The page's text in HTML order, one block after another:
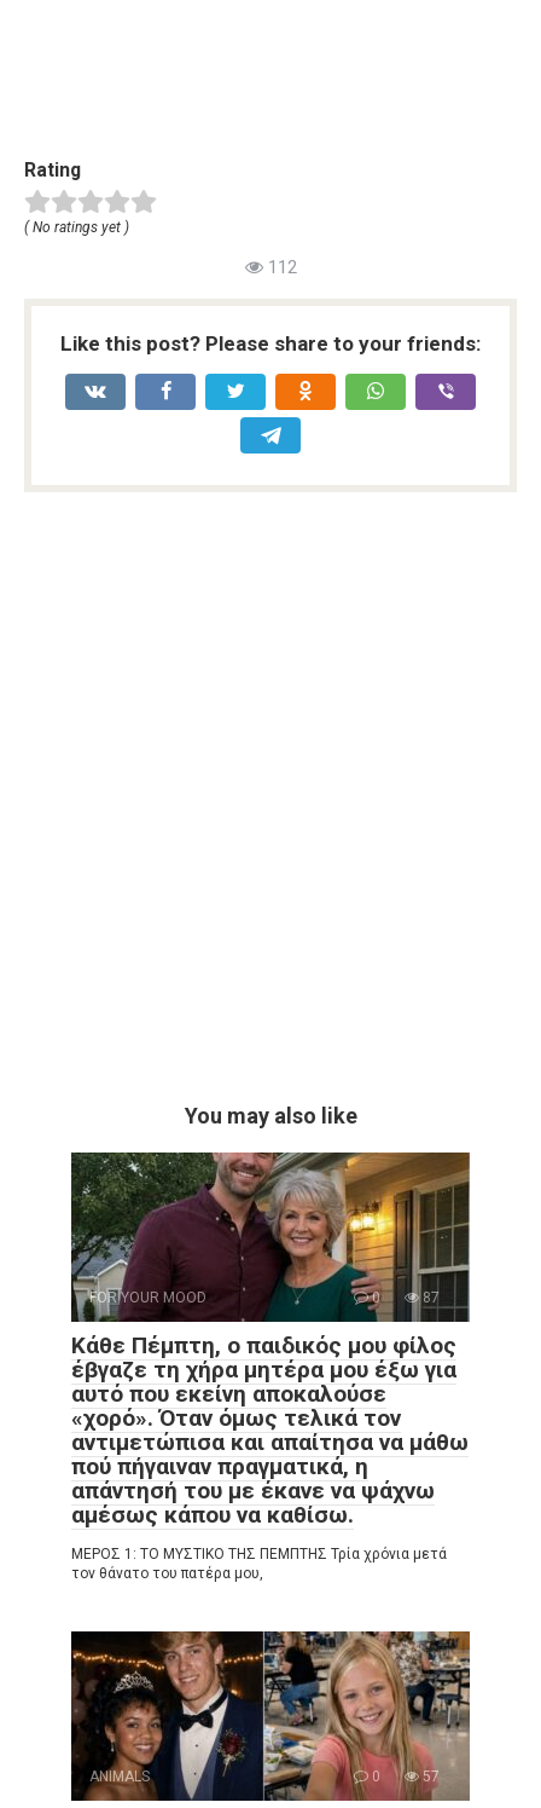
Rating
( No ratings yet )
112
Like this post? Please share to your friends:
You may also like
FOR YOUR MOOD 0 87
Κάθε Πέμπτη, ο παιδικός μου φίλος
έβγαζε τη χήρα μητέρα μου έξω για
αυτό που εκείνη αποκαλούσε
«χορό». Όταν όμως τελικά τον
αντιμετώπισα και απαίτησα να μάθω
πού πήγαιναν πραγματικά, η
απάντησή του με έκανε να ψάχνω
αμέσως κάπου να καθίσω.
ΜΕΡΟΣ 1: ΤΟ ΜΥΣΤΙΚΟ ΤΗΣ ΠΕΜΠΤΗΣ Τρία χρόνια μετά
τον θάνατο του πατέρα μου,
ANIMALS 0 57